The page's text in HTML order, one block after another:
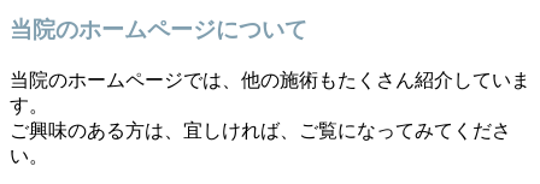
当院のホームページについて
当院のホームページでは、他の施術もたくさん紹介していま
す。
ご興味のある方は、宜しければ、ご覧になってみてくださ
い。